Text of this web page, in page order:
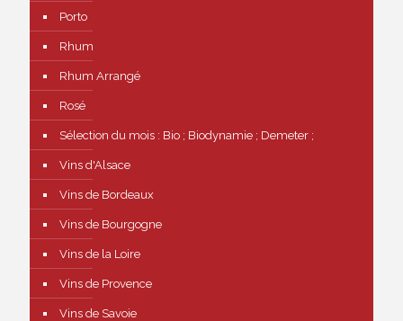
Porto
Rhum
Rhum Arrangé
Rosé
Sélection du mois : Bio ; Biodynamie ; Demeter ;
Vins d'Alsace
Vins de Bordeaux
Vins de Bourgogne
Vins de la Loire
Vins de Provence
Vins de Savoie